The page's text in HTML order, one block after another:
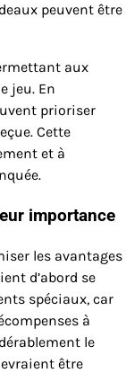
peuvent être
aux
jeu. En
prioriser
Cette
et à
importance
les avantages
d’abord se
spéciaux, car
à
le
être